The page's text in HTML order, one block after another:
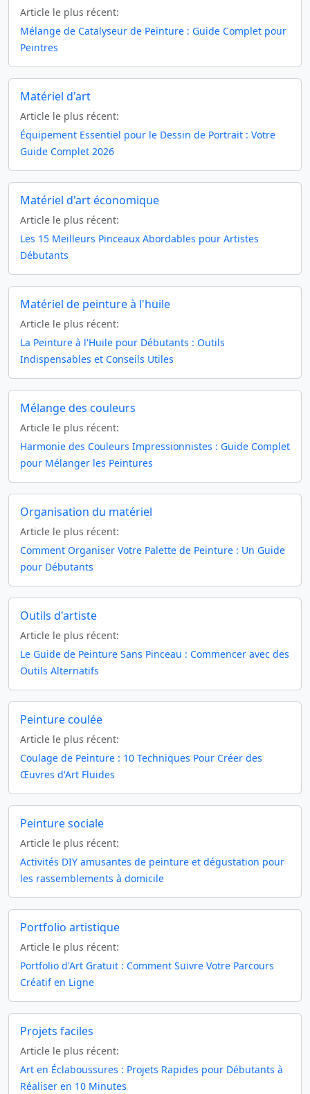
Article le plus récent:
Mélange de Catalyseur de Peinture : Guide Complet pour
Peintres
Matériel d'art
Article le plus récent:
Équipement Essentiel pour le Dessin de Portrait : Votre
Guide Complet 2026
Matériel d'art économique
Article le plus récent:
Les 15 Meilleurs Pinceaux Abordables pour Artistes
Débutants
Matériel de peinture à l'huile
Article le plus récent:
La Peinture à l'Huile pour Débutants : Outils
Indispensables et Conseils Utiles
Mélange des couleurs
Article le plus récent:
Harmonie des Couleurs Impressionnistes : Guide Complet
pour Mélanger les Peintures
Organisation du matériel
Article le plus récent:
Comment Organiser Votre Palette de Peinture : Un Guide
pour Débutants
Outils d'artiste
Article le plus récent:
Le Guide de Peinture Sans Pinceau : Commencer avec des
Outils Alternatifs
Peinture coulée
Article le plus récent:
Coulage de Peinture : 10 Techniques Pour Créer des
Œuvres d'Art Fluides
Peinture sociale
Article le plus récent:
Activités DIY amusantes de peinture et dégustation pour
les rassemblements à domicile
Portfolio artistique
Article le plus récent:
Portfolio d'Art Gratuit : Comment Suivre Votre Parcours
Créatif en Ligne
Projets faciles
Article le plus récent:
Art en Éclaboussures : Projets Rapides pour Débutants à
Réaliser en 10 Minutes